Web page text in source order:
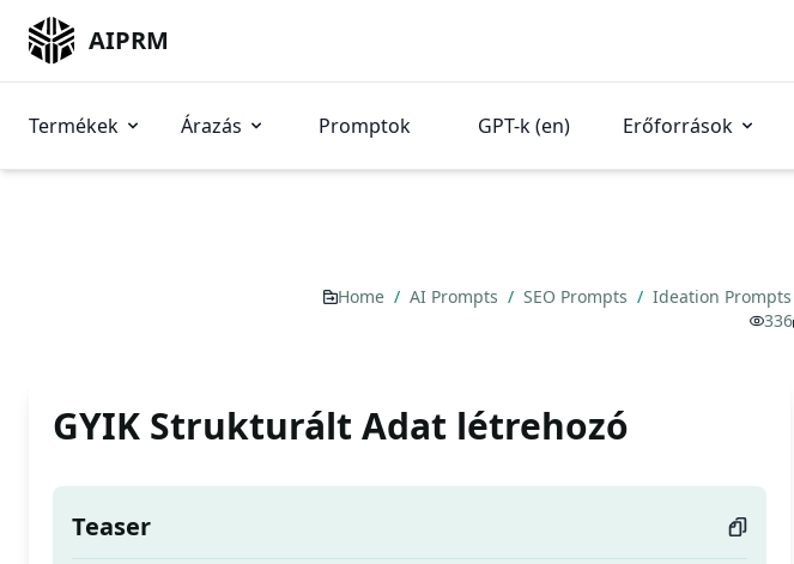
AIPRM
Termékek Árazás Promptok GPT-k (en) Erőforrások
Home / AI Prompts / SEO Prompts / Ideation Prompts
336
GYIK Strukturált Adat létrehozó
Teaser